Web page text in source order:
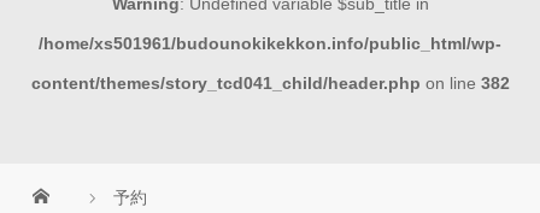
/home/xs501961/budounokikekkon.info/public_html/wp-
content/themes/story_tcd041_child/header.php on line 382
予約